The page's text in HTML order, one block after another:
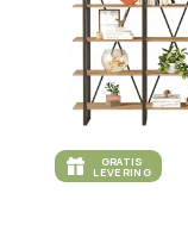
GRATIS
LEVERING